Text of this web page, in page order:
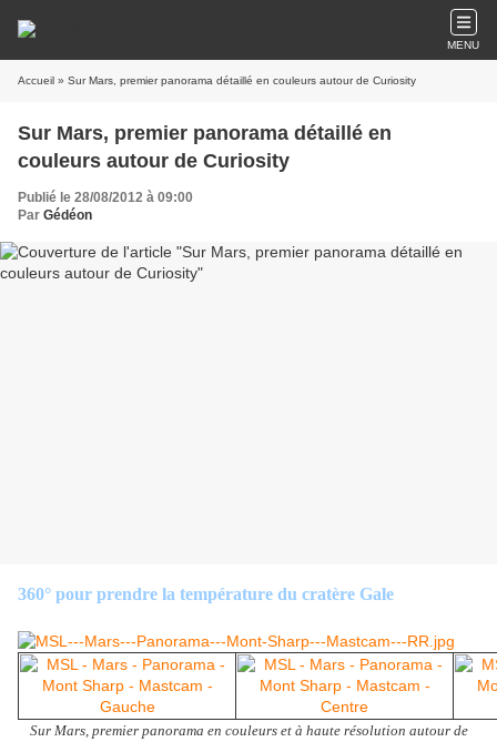
MENU
Accueil » Sur Mars, premier panorama détaillé en couleurs autour de Curiosity
Sur Mars, premier panorama détaillé en
couleurs autour de Curiosity
Publié le 28/08/2012 à 09:00
Par Gédéon
360° pour prendre la température du cratère Gale
Sur Mars, premier panorama en couleurs et à haute résolution autour de